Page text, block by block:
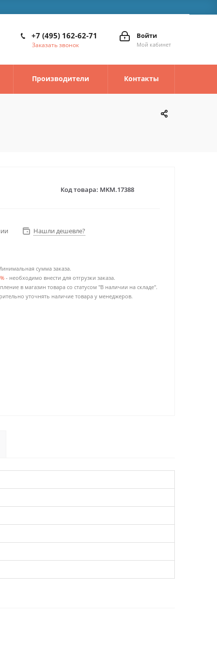
Войти
Мой кабинет
+7 (495) 162-62-71
Заказать звонок
Производители Контакты
Код товара: MKM.17388
Нашли дешевле?
сумма заказа.
- необходимо внести для отгрузки заказа.
в магазин товара со статусом "В наличии на складе".
уточнять наличие товара у менеджеров.